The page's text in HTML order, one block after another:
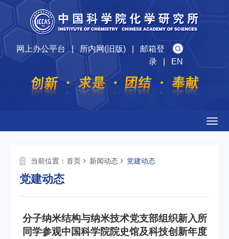
网上办公平台|所内网(旧版)| 邮箱登
录| EN
当前位置： 首页 新闻动态 党建动态
党建动态
分子纳米结构与纳米技术党支部组织新入所
同学参观中国科学院院史馆及科技创新年度